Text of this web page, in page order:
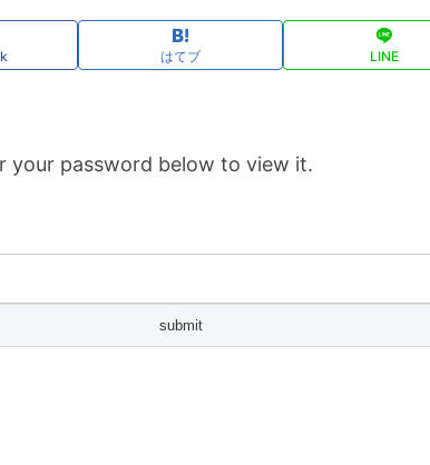
はてブ LINE
your password below to view it.